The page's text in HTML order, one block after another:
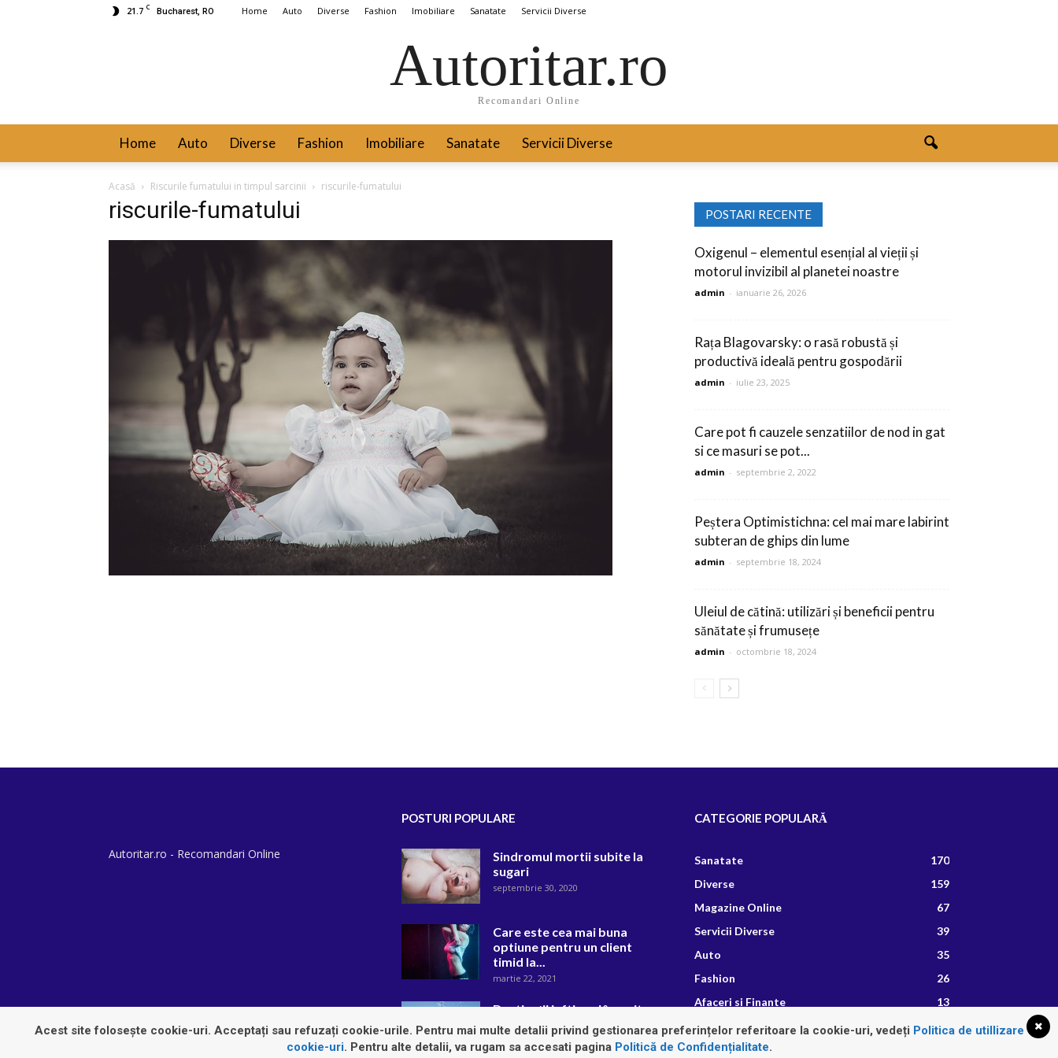
21.7 C Bucharest, RO Home Auto Diverse Fashion Imobiliare Sanatate Servicii Diverse
Autoritar.ro
Recomandari Online
Home Auto Diverse Fashion Imobiliare Sanatate Servicii Diverse
Acasă Riscurile fumatului in timpul sarcinii riscurile-fumatului
riscurile-fumatului POSTARI RECENTE
Oxigenul – elementul esențial al vieții și
motorul invizibil al planetei noastre
admin - ianuarie 26, 2026
Rața Blagovarsky: o rasă robustă și
productivă ideală pentru gospodării
admin - iulie 23, 2025
Care pot fi cauzele senzatiilor de nod in gat
si ce masuri se pot...
admin - septembrie 2, 2022
Peștera Optimistichna: cel mai mare labirint
subteran de ghips din lume
admin - septembrie 18, 2024
Uleiul de cătină: utilizări și beneficii pentru
sănătate și frumusețe
admin - octombrie 18, 2024
Autoritar.ro - Recomandari Online
POSTURI POPULARE
Sindromul mortii subite la
sugari
septembrie 30, 2020
Care este cea mai buna
optiune pentru un client
timid la...
martie 22, 2021
Destinații ieftine si însorite
de vizitat în octombrie
octombrie 29, 2021
CATEGORIE POPULARĂ
Sanatate
170
Diverse
159
Magazine Online
67
Servicii Diverse
39
Auto
35
Fashion
26
Afaceri si Finante
13
Retete Culinare
8
Acest site folosește cookie-uri. Acceptați sau refuzați cookie-urile. Pentru mai multe detalii privind gestionarea preferințelor referitoare la cookie-uri, vedeți Politica de utillizare
cookie-uri. Pentru alte detalii, va rugam sa accesati pagina Politică de Confidențialitate.